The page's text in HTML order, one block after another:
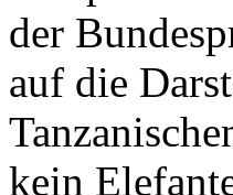
der
auf die
kein